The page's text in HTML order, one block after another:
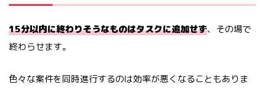
15分以内に終わりそうなものはタスクに追加せず、その場で
終わらせます。
色々な案件を同時進行するのは効率が悪くなることもありま